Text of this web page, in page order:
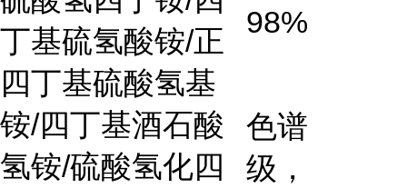
丁基硫氢酸铵/正
四丁基硫酸氢基
铵/四丁基酒石酸
氢铵/硫酸氢化四
98%
色谱
级，